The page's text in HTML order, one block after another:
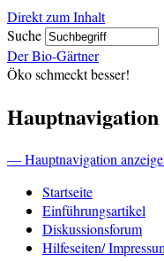
Direkt zum Inhalt
Suche
Der Bio-Gärtner
Öko schmeckt besser!
Hauptnavigation
— Hauptnavigation
Startseite
Einführungsartikel
Diskussionsforum
Hilfeseiten/